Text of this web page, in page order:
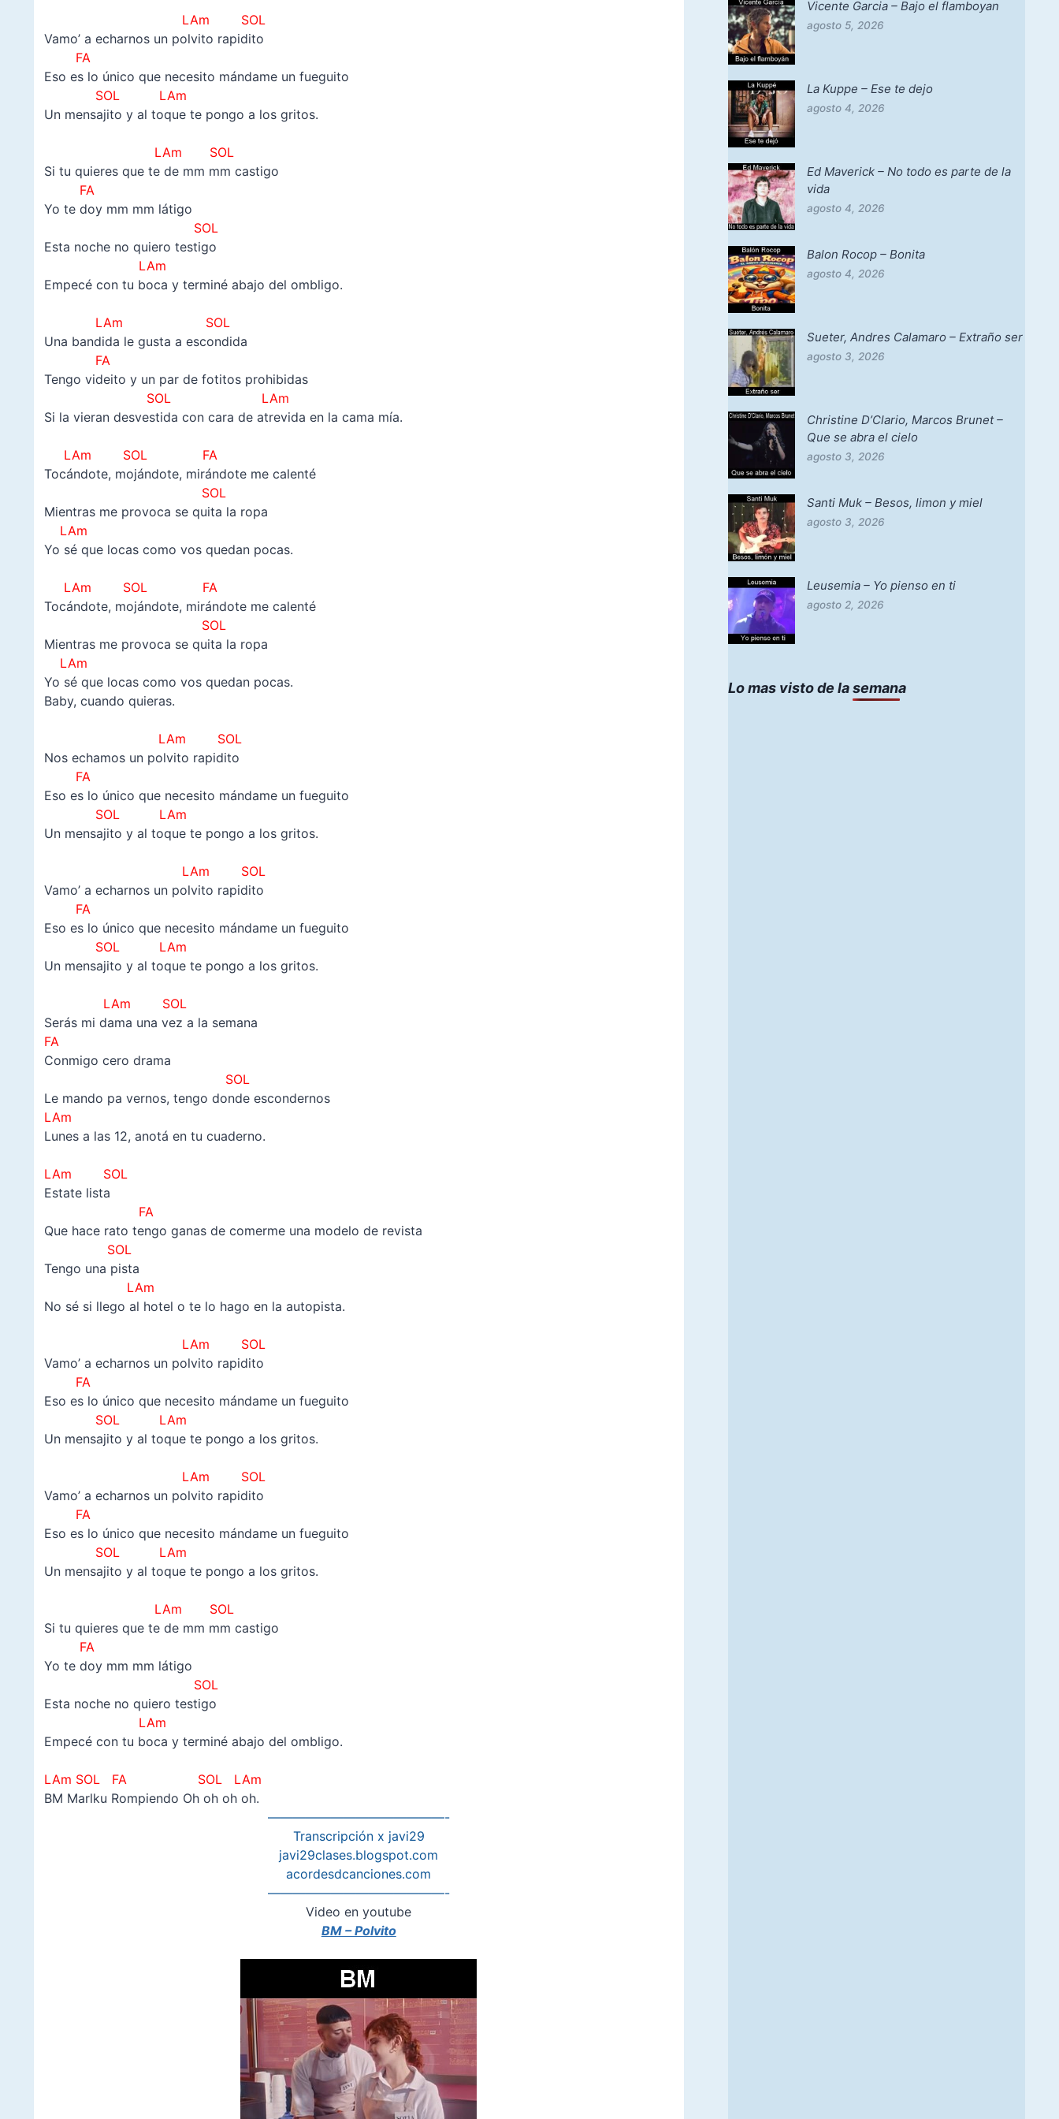
LAm SOL
Vamo’ a echarnos un polvito rapidito
FA
Eso es lo único que necesito mándame un fueguito
SOL LAm
Un mensajito y al toque te pongo a los gritos.
LAm SOL
Si tu quieres que te de mm mm castigo
FA
Yo te doy mm mm látigo
SOL
Esta noche no quiero testigo
LAm
Empecé con tu boca y terminé abajo del ombligo.
LAm SOL
Una bandida le gusta a escondida
FA
Tengo videito y un par de fotitos prohibidas
SOL
LAm
Si la vieran desvestida con cara de atrevida en la cama mía.
LAm SOL FA
Tocándote, mojándote, mirándote me calenté
SOL
Mientras me provoca se quita la ropa
LAm
Yo sé que locas como vos quedan pocas.
LAm SOL FA
Tocándote, mojándote, mirándote me calenté
SOL
Mientras me provoca se quita la ropa
LAm
Yo sé que locas como vos quedan pocas.
Baby, cuando quieras.
LAm SOL
Nos echamos un polvito rapidito
FA
Eso es lo único que necesito mándame un fueguito
SOL LAm
Un mensajito y al toque te pongo a los gritos.
LAm SOL
Vamo’ a echarnos un polvito rapidito
FA
Eso es lo único que necesito mándame un fueguito
SOL LAm
Un mensajito y al toque te pongo a los gritos.
LAm SOL
Serás mi dama una vez a la semana
FA
Conmigo cero drama
SOL
Le mando pa vernos, tengo donde escondernos
LAm
Lunes a las 12, anotá en tu cuaderno.
LAm SOL
Estate lista
FA
Que hace rato tengo ganas de comerme una modelo de revista
SOL
Tengo una pista
LAm
No sé si llego al hotel o te lo hago en la autopista.
LAm SOL
Vamo’ a echarnos un polvito rapidito
FA
Eso es lo único que necesito mándame un fueguito
SOL LAm
Un mensajito y al toque te pongo a los gritos.
LAm SOL
Vamo’ a echarnos un polvito rapidito
FA
Eso es lo único que necesito mándame un fueguito
SOL LAm
Un mensajito y al toque te pongo a los gritos.
LAm SOL
Si tu quieres que te de mm mm castigo
FA
Yo te doy mm mm látigo
SOL
Esta noche no quiero testigo
LAm
Empecé con tu boca y terminé abajo del ombligo.
LAm SOL FA SOL LAm
BM Marlku Rompiendo Oh oh oh oh.
——————————————-
Transcripción x javi29
javi29clases.blogspot.com
acordesdcanciones.com
——————————————-
Video en youtube
BM – Polvito
Vicente Garcia – Bajo el flamboyan
agosto 5, 2026
La Kuppe – Ese te dejo
agosto 4, 2026
Ed Maverick – No todo es parte de la
vida
agosto 4, 2026
Balon Rocop – Bonita
agosto 4, 2026
Sueter, Andres Calamaro – Extraño ser
agosto 3, 2026
Christine D’Clario, Marcos Brunet –
Que se abra el cielo
agosto 3, 2026
Santi Muk – Besos, limon y miel
agosto 3, 2026
Leusemia – Yo pienso en ti
agosto 2, 2026
Lo mas visto de la semana